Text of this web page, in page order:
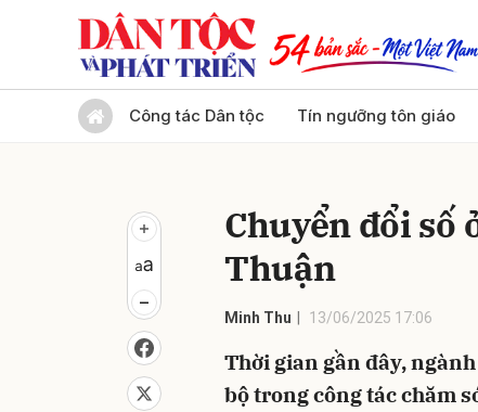
Công tác Dân tộc Tín ngưỡng tôn giáo
Chuyển đổi số
Thuận
Minh Thu 13/06/2025 17:06
Thời gian gần đây,
bộ trong công tác chăm